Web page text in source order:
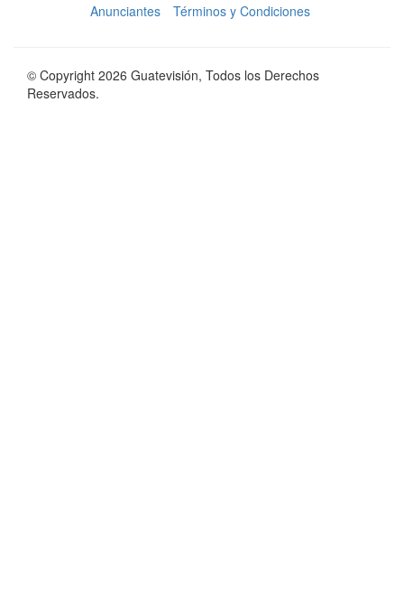
Anunciantes Términos y Condiciones
© Copyright 2026 Guatevisión, Todos los Derechos
Reservados.